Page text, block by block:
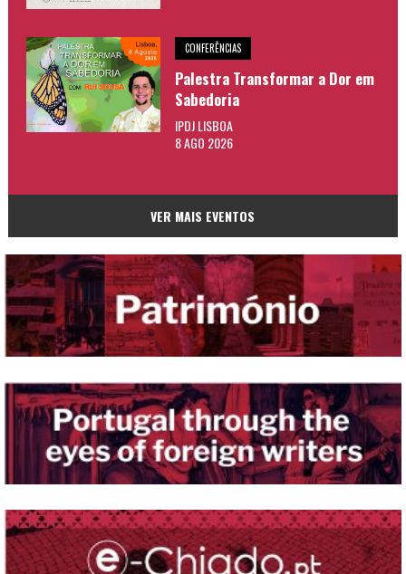
CONFERÊNCIAS
Palestra Transformar a Dor em
Sabedoria
IPDJ LISBOA
8 AGO 2026
VER MAIS EVENTOS